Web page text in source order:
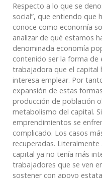
Respecto a lo que se
social”, que entiendo que
conoce como economía
analizar de qué estamos
denominada economía
contenido ser la forma de
trabajadora que el capital
interesa emplear. Por
expansión de estas
producción de población
metabolismo del capital.
emprendimientos se
complicado. Los casos
recuperadas.
capital ya no tenía más
trabajadores que se ven
sostener con apoyo